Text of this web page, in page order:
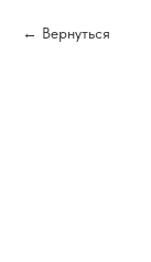
Вернуться